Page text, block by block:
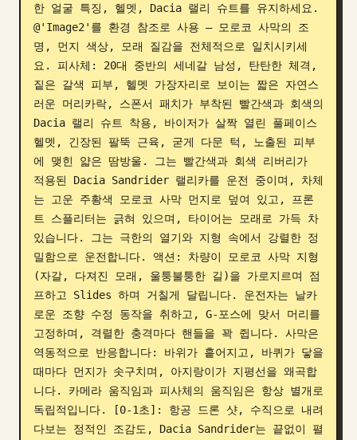
한 얼굴 특징, 헬멧, Dacia 랠리 슈트를 유지하세요.
@'Image2'를 환경 참조로 사용 — 모로코 사막의 조
명, 먼지 색상, 모래 질감을 전체적으로 일치시키세
요. 피사체: 20대 중반의 세네갈 남성, 탄탄한 체격,
짙은 갈색 피부, 헬멧 가장자리로 보이는 짧은 자연스
러운 머리카락, 스폰서 패치가 부착된 빨간색과 회색의
Dacia 랠리 슈트 착용, 바이저가 살짝 열린 풀페이스
헬멧, 긴장된 팔뚝 근육, 굳게 다문 턱, 노출된 피부
에 맺힌 얇은 땀방울. 그는 빨간색과 회색 리버리가
적용된 Dacia Sandrider 랠리카를 운전 중이며, 차체
는 고운 주황색 모로코 사막 먼지로 덮여 있고, 프론
트 스플리터는 긁혀 있으며, 타이어는 모래로 가득 차
있습니다. 그는 극한의 열기와 지형 속에서 강렬한 정
밀함으로 운전합니다. 액션: 차량이 모로코 사막 지형
(자갈, 다져진 모래, 울퉁불퉁한 길)을 가로지르며 점
프하고 Slides 하며 거칠게 달립니다. 운전자는 날카
로운 조향 수정 동작을 취하고, G-포스에 맞서 머리를
고정하며, 격렬한 충격마다 핸들을 꽉 쥡니다. 사막은
역동적으로 반응합니다: 바위가 흩어지고, 바퀴가 닿을
때마다 먼지가 솟구치며, 아지랑이가 지평선을 왜곡합
니다. 카메라 움직임과 피사체의 움직임은 항상 별개로
독립적입니다. [0-1초]: 항공 드론 샷, 수직으로 내려
다보는 정적인 조감도, Dacia Sandrider는 끝없이 펼